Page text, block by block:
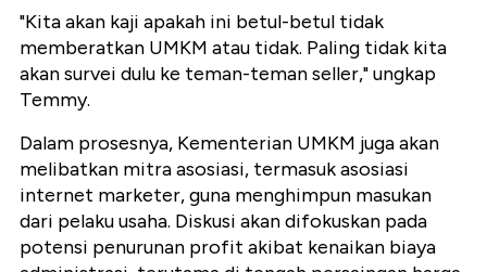
"Kita akan kaji apakah ini betul-betul tidak
memberatkan UMKM atau tidak. Paling tidak kita
akan survei dulu ke teman-teman seller," ungkap
Temmy.
Dalam prosesnya, Kementerian UMKM juga akan
melibatkan mitra asosiasi, termasuk asosiasi
internet marketer, guna menghimpun masukan
dari pelaku usaha. Diskusi akan difokuskan pada
potensi penurunan profit akibat kenaikan biaya